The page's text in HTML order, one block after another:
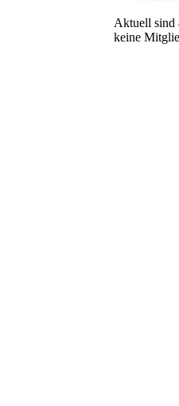
Aktuell sind
keine